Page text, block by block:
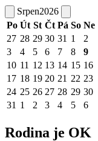
Srpen2026
Po Út St Čt Pá So Ne
27 28 29 30 31 1
2
3
4 5 6 7 8
9
10 11 12 13 14 15 16
17 18 19 20 21 22 23
24 25 26 27 28 29 30
31 1 2 3 4 5 6
Rodina je OK